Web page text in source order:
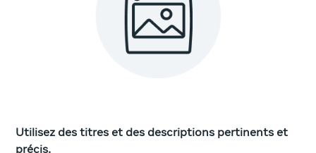
Utilisez des titres et des descriptions pertinents et
précis.